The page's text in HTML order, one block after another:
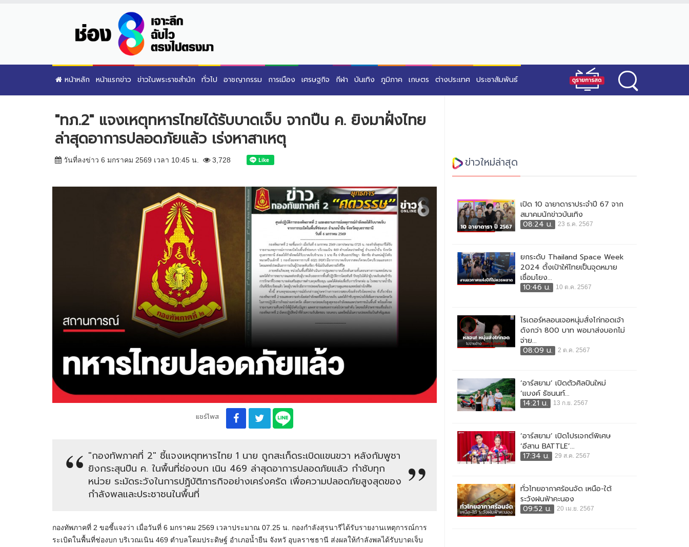
หน้าหลัก หน้าแรกข่าว ข่าวในพระราชสำนัก ทั่วไป อาชญากรรม การเมือง เศรษฐกิจ กีฬา บันเทิง ภูมิภาค เกษตร ต่างประเทศ ประชาสัมพันธ์
"ทภ.2" แจงเหตุทหารไทยได้รับบาดเจ็บ จากปืน ค. ยิงมาฝั่งไทย
ล่าสุดอาการปลอดภัยแล้ว เร่งหาสาเหตุ
วันที่ลงข่าว 6 มกราคม 2569 เวลา 10:45 น. 3,728
แชร์โพส
"กองทัพภาคที่ 2" ชี้แจงเหตุทหารไทย 1 นาย ถูกสะเก็ดระเบิดแขนขวา หลังกัมพูชา
ยิงกระสุนปืน ค. ในพื้นที่ช่องบก เนิน 469 ล่าสุดอาการปลอดภัยแล้ว กำชับทุก
หน่วย ระมัดระวังในการปฏิบัติภารกิจอย่างเคร่งครัด เพื่อความปลอดภัยสูงสุดของ
กำลังพลและประชาชนในพื้นที่
กองทัพภาคที่ 2 ขอชี้แจงว่า เมื่อวันที่ 6 มกราคม 2569 เวลาประมาณ 07.25 น. กองกำลังสุรนารีได้รับรายงานเหตุการณ์การ
ระเบิดในพื้นที่ช่องบก บริเวณเนิน 469 ตำบลโดมประดิษฐ์ อำเภอน้ำยืน จังหวั อุบลราชธานี ส่งผลให้กำลังพลได้รับบาดเจ็บ
ข่าวใหม่ล่าสุด
เปิด 10 ฉายาดาราประจำปี 67 จาก
สมาคมนักข่าวบันเทิง
08:24 น.
23 ธ.ค. 2567
ยกระดับ Thailand Space Week
2024 ตั้งเป้าให้ไทยเป็นจุดหมาย
เชื่อมโยง...
10:46 น.
10 ต.ค. 2567
ไรเดอร์หลอนเจอหนุ่มสั่งไก่ทอดเจ้า
ดังกว่า 800 บาท พอมาส่งบอกไม่
จ่าย...
08:09 น.
2 ต.ค. 2567
‘อาร์สยาม’ เปิดตัวศิลปินใหม่
‘แบงค์ ธัชนนท์...
14:21 น.
13 ก.ย. 2567
‘อาร์สยาม’ เปิดโปรเจกต์พิเศษ
‘อีสาน BATTLE’...
17:34 น.
29 ส.ค. 2567
ทั่วไทยอากาศร้อนจัด เหนือ-ใต้
ระวังฝนฟ้าคะนอง
09:52 น.
20 เม.ย. 2567